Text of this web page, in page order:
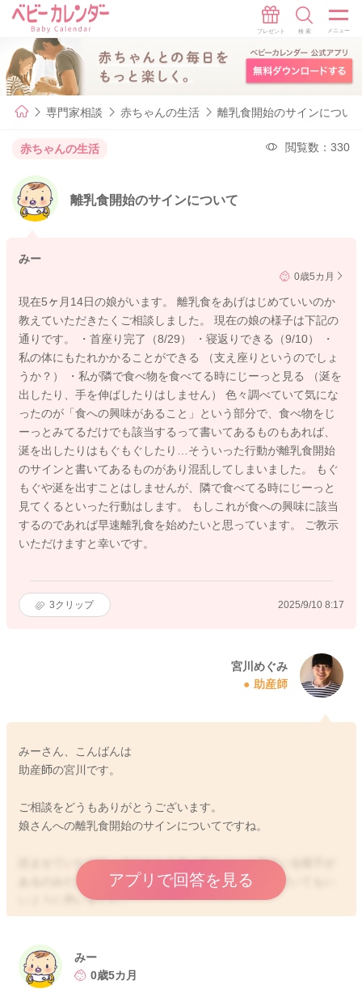
専門家相談 赤ちゃんの生活 離乳食開始のサインについ
赤ちゃんの生活 閲覧数：330
離乳食開始のサインについて
みー
0歳5カ月
現在5ヶ月14日の娘がいます。 離乳食をあげはじめていいのか
教えていただきたくご相談しました。 現在の娘の様子は下記の
通りです。 ・首座り完了（8/29） ・寝返りできる（9/10） ・
私の体にもたれかかることができる （支え座りというのでしょ
うか？） ・私が隣で食べ物を食べてる時にじーっと見る （涎を
出したり、手を伸ばしたりはしません） 色々調べていて気にな
ったのが「食への興味があること」という部分で、食べ物をじ
ーっとみてるだけでも該当するって書いてあるものもあれば、
涎を出したりはもぐもぐしたり…そういった行動が離乳食開始
のサインと書いてあるものがあり混乱してしまいました。 もぐ
もぐや涎を出すことはしませんが、隣で食べてる時にじーっと
見てくるといった行動はします。 もしこれが食への興味に該当
するのであれば早速離乳食を始めたいと思っています。 ご教示
いただけますと幸いです。
3クリップ 2025/9/10 8:17
宮川めぐみ
助産師
みーさん、こんばんは
助産師の宮川です。
ご相談をどうもありがとうございます。
娘さんへの離乳食開始のサインについてですね。
読ませていただき、今のところ食べ物をジーと見ている様子が
あるのみだということなので、もう少し待っていただいてもい
いように思いました。
きたら、手を伸ばして来ます。
今ぐらいのタイミングで始められることもあると思うのです
アプリで回答を見る
みー
0歳5カ月